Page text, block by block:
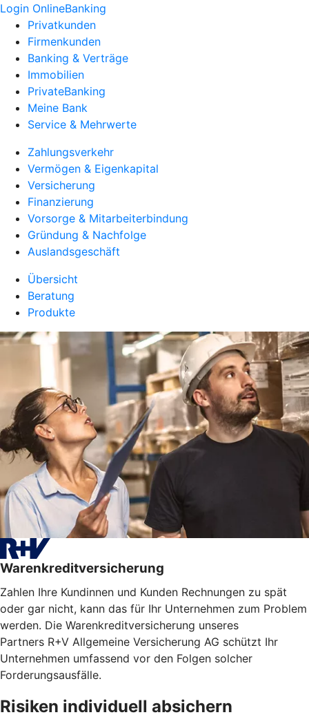
Login OnlineBanking
Privatkunden
Firmenkunden
Banking & Verträge
Immobilien
PrivateBanking
Meine Bank
Service & Mehrwerte
Zahlungsverkehr
Vermögen & Eigenkapital
Versicherung
Finanzierung
Vorsorge & Mitarbeiterbindung
Gründung & Nachfolge
Auslandsgeschäft
Übersicht
Beratung
Produkte
Warenkreditversicherung
Zahlen Ihre Kundinnen und Kunden Rechnungen zu spät
oder gar nicht, kann das für Ihr Unternehmen zum Problem
werden. Die Warenkreditversicherung unseres
Partners R+V Allgemeine Versicherung AG schützt Ihr
Unternehmen umfassend vor den Folgen solcher
Forderungsausfälle.
Risiken individuell absichern